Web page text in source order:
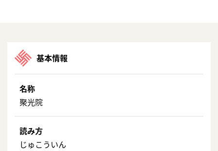
基本情報
名称
聚光院
読み方
じゅこういん